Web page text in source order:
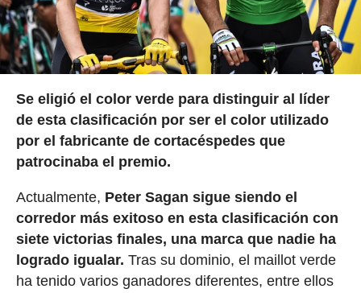
Se eligió el color verde para distinguir al líder
de esta clasificación por ser el color utilizado
por el fabricante de cortacéspedes que
patrocinaba el premio.
Actualmente, Peter Sagan sigue siendo el
corredor más exitoso en esta clasificación con
siete victorias finales, una marca que nadie ha
logrado igualar. Tras su dominio, el maillot verde
ha tenido varios ganadores diferentes, entre ellos